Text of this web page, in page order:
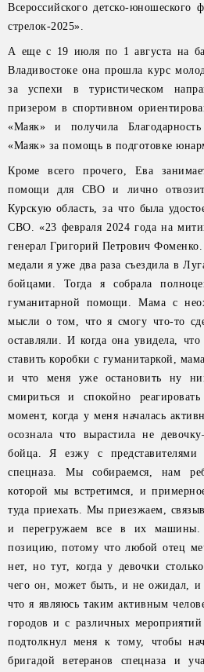
Всероссийского детско-юношеского
стрелок-2025».
А еще с 19 июля по 1 августа на
Владивостоке она прошла курс
за успехи в туристическом
призером в спортивном
«Маяк» и получила
«Маяк» за помощь в подготовке
Кроме всего прочего, Ева
помощи для СВО и лично
Курскую область, за что была
СВО. «23 февраля 2024 года на
генерал Григорий Петрович
медали я уже два раза съездила в
бойцами. Тогда я собрала
гуманитарной помощи. Мама с
мысли о том, что я смогу что-то
оставляли. И когда она увидела,
ставить коробки с гуманитаркой,
и что меня уже остановить ну
смириться и спокойно
момент, когда у меня началась
осознала что вырастила не
бойца. Я езжу с представителями
спецназа. Мы собираемся, нам
которой мы встретимся, и
туда приехать. Мы приезжаем,
и перегружаем все в их машины.
позицию, потому что любой отец
нет, но тут, когда у девочки
чего он, может быть, и не ожидал, и
что я являюсь таким активным
городов и с различных
подтолкнул меня к тому, чтобы
бригадой ветеранов спецназа и